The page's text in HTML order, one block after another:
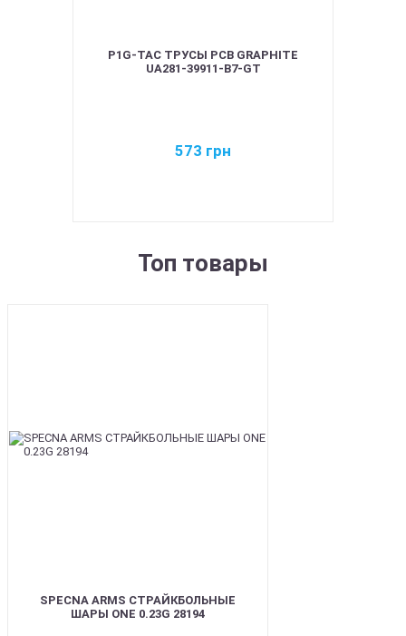
P1G-TAC ТРУСЫ PCB GRAPHITE
UA281-39911-B7-GT
573 грн
Топ товары
SPECNA ARMS СТРАЙКБОЛЬНЫЕ
ШАРЫ ONE 0.23G 28194